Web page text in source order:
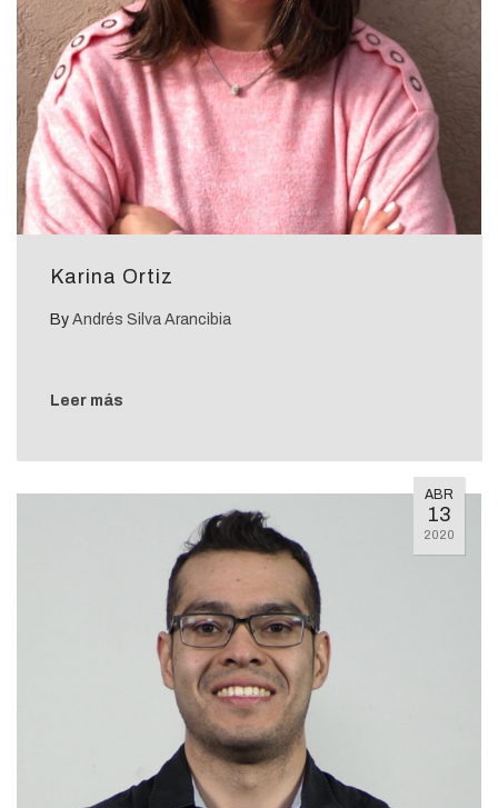
Karina Ortiz
By Andrés Silva Arancibia
Leer más
ABR
13
2020